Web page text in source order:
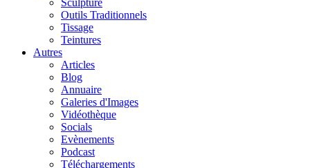
Sculpture
Outils Traditionnels
Tissage
Teintures
Autres
Articles
Blog
Annuaire
Galeries d'Images
Vidéothèque
Socials
Evènements
Podcast
Téléchargements